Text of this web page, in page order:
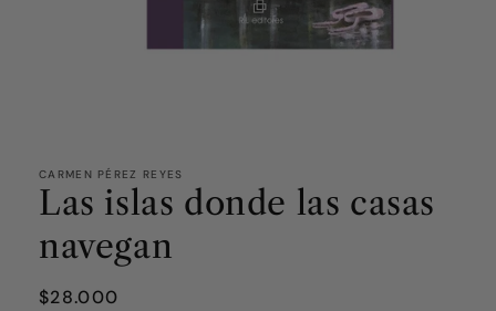
CARMEN PÉREZ REYES
Las islas donde las casas
navegan
Precio
$28.000